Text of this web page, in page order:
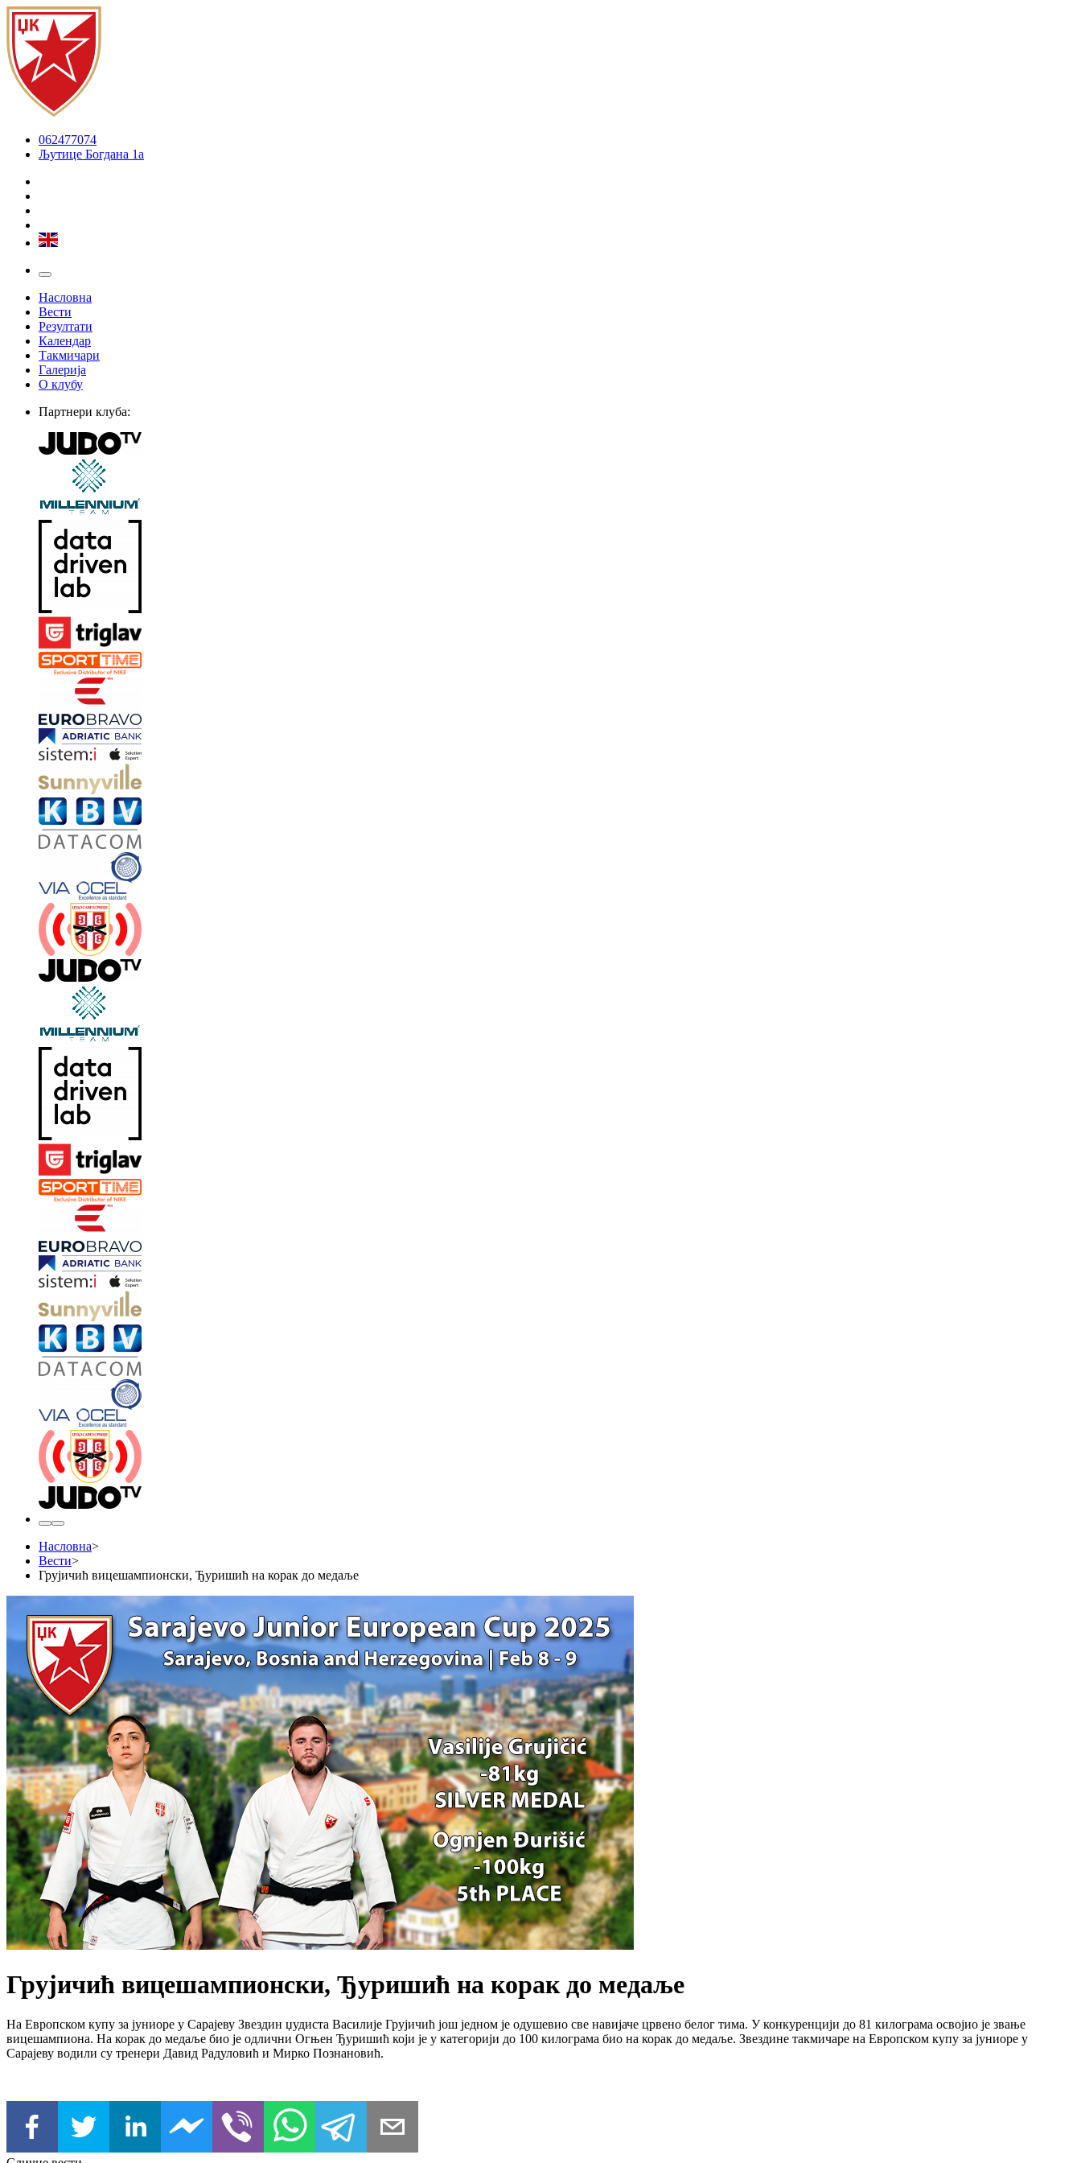
062477074
Љутице Богдана 1а
Насловна
Вести
Резултати
Календар
Такмичари
Галерија
О клубу
Партнери клуба:
Насловна>
Вести>
Грујичић вицешампионски, Ђуришић на корак до медаље
Грујичић вицешампионски, Ђуришић на корак до медаље
На Европском купу за јуниоре у Сарајеву Звездин џудиста Василије Грујичић још једном је одушевио све навијаче црвено белог тима. У конкуренцији до 81 килограма освојио је звање
вицешампиона. На корак до медаље био је одлични Огњен Ђуришић који је у категорији до 100 килограма био на корак до медаље. Звездине такмичаре на Европском купу за јуниоре у
Сарајеву водили су тренери Давид Радуловић и Мирко Познановић.